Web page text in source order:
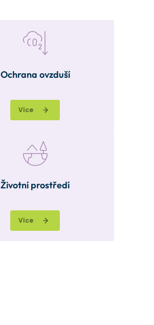
Ochrana ovzduší
Více
Životní prostředí
Více